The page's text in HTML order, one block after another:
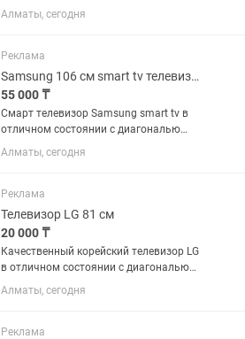
экрана 110 см (43 дюйма). Встроенный
цифровой тюнер с 25 бесплатными
интересных...
Алматы, сегодня
Реклама
Samsung 106 см smart tv телевизор
55 000 ₸
Смарт телевизор Samsung smart tv в
отличном состоянии с диагональю
экрана 106 см Встроенный цифровой
тюнер с 25 бесплатными каналами.
Алматы, сегодня
Реклама
Телевизор LG 81 см
20 000 ₸
Качественный корейский телевизор LG
в отличном состоянии с диагональю
экрана 81 см (32 дюйма). Пульт в
комплекте. Самовывоз или можете
Алматы, сегодня
Реклама